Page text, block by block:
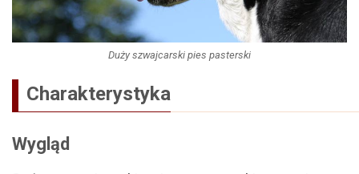
Duży szwajcarski pies pasterski
Charakterystyka
Wygląd